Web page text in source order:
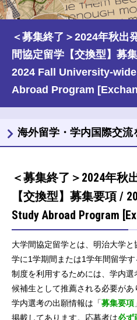
＜募集終了＞2024年秋出
間協定留学【交換型】募
2024 Fall University-
Abroad Program
＜募集終了＞2024年秋
【交換型】募集要項 /
Study Abroad Program
大学間協定留学とは、明治大学
学に1学期間または1学年間留学
制度を利用するためには、学内
候補生として推薦される必要があ
学内選考の出願情報は「募集要項
掲載してあります。応募者は必ず
海外留学・学内国際交流